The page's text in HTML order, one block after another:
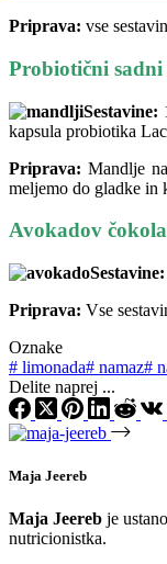
Priprava: vse
Probiotični sadni
Sestavine:
kapsula probiotika
Priprava: Mandlje
meljemo do gladke in
Avokadov
Sestavine:
Priprava: Vse
Oznake
# limonada# namaz#
Delite naprej ...
Maja Jeereb
Maja Jeereb je
nutricionistka.